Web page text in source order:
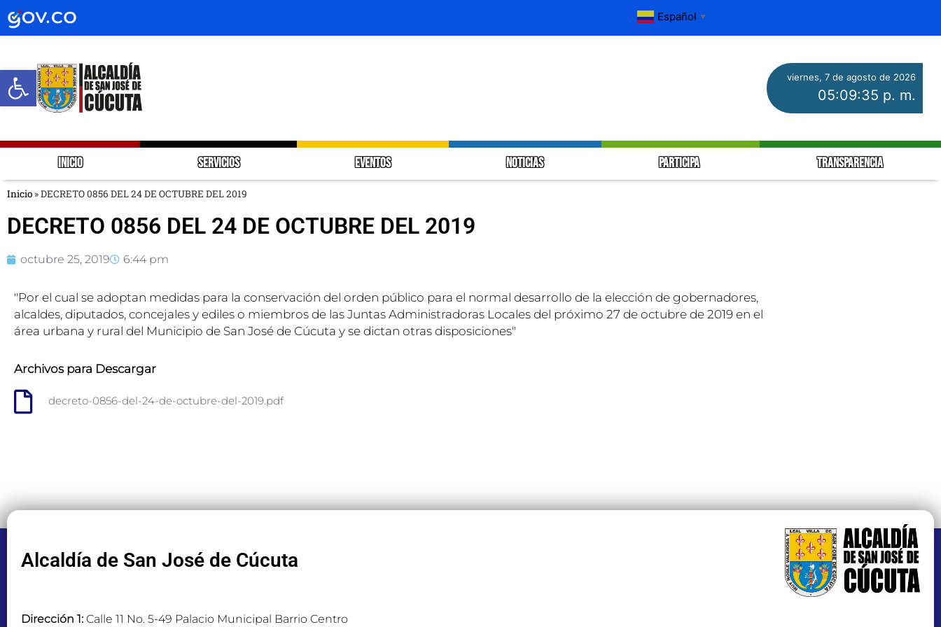
Abrir barra de herramientas
Español ▼
viernes, 7 de agosto de 2026
05:09:36 p. m.
INICIO SERVICIOS EVENTOS NOTICIAS PARTICIPA TRANSPARENCIA
Inicio »DECRETO 0856 DEL 24 DE OCTUBRE DEL 2019
DECRETO 0856 DEL 24 DE OCTUBRE DEL 2019
octubre 25, 2019 6:44 pm
"Por el cual se adoptan medidas para la conservación del orden público para el normal desarrollo de la elección de gobernadores,
alcaldes, diputados, concejales y ediles o miembros de las Juntas Administradoras Locales del próximo 27 de octubre de 2019 en el
área urbana y rural del Municipio de San José de Cúcuta y se dictan otras disposiciones"
Archivos para Descargar
decreto-0856-del-24-de-octubre-del-2019.pdf
Alcaldía de San José de Cúcuta
Dirección 1: Calle 11 No. 5-49 Palacio Municipal Barrio Centro